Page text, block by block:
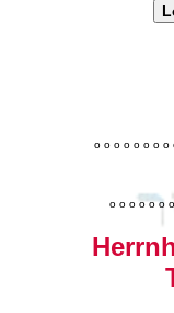
o o o o o o o o
o o o o o o o